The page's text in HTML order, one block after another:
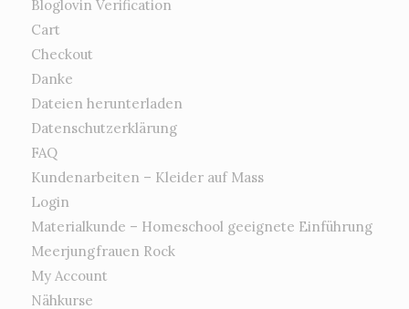
Bloglovin Verification
Cart
Checkout
Danke
Dateien herunterladen
Datenschutzerklärung
FAQ
Kundenarbeiten – Kleider auf Mass
Login
Materialkunde – Homeschool geeignete Einführung
Meerjungfrauen Rock
My Account
Nähkurse